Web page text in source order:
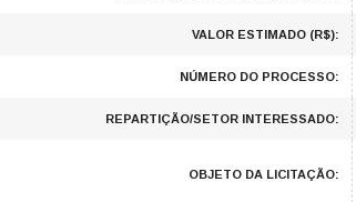
VALOR ESTIMADO (R$):
NÚMERO DO PROCESSO:
REPARTIÇÃO/SETOR INTERESSADO:
OBJETO DA LICITAÇÃO: